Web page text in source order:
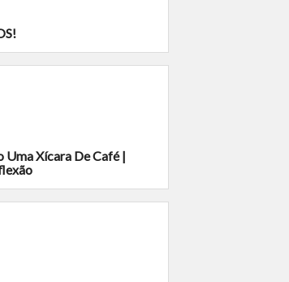
Uma Xícara De Café |